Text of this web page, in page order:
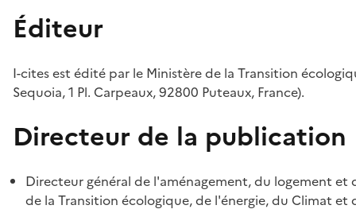
Éditeur
I-cites est édité par le Ministère de la Transition
Sequoia, 1 Pl. Carpeaux, 92800 Puteaux, France).
Directeur de la publication
Directeur général de l'aménagement, du logement
de la Transition écologique, de l'énergie, du Climat et